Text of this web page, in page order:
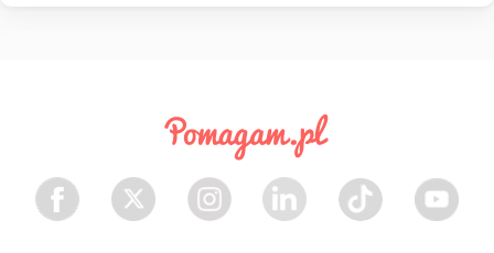
Facebook Twitter Instagram LinkedIn TikTok Youtube